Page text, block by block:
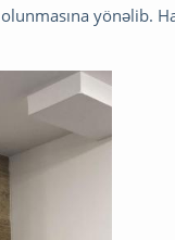
yönəlib.